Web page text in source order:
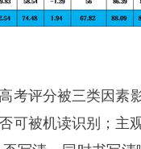
考评分被三类因
可被机读识别；主